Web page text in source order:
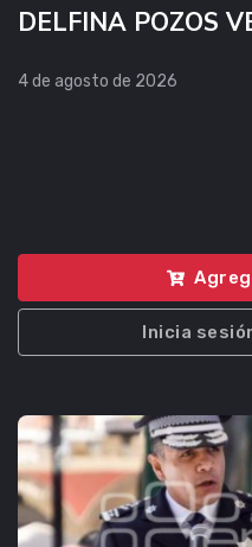
DELFINA POZOS
4 de agosto de 2026
Inicia